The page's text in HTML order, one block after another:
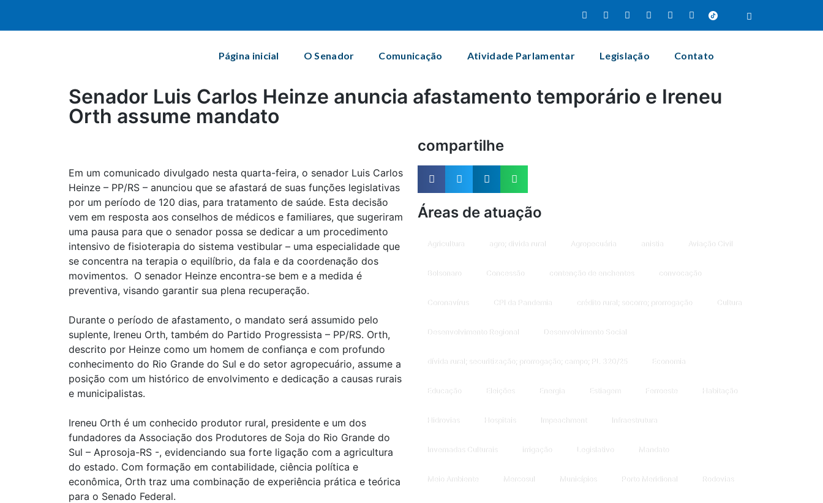
Página inicial O Senador Comunicação Atividade Parlamentar Legislação Contato
Senador Luis Carlos Heinze anuncia afastamento temporário e Ireneu
Orth assume mandato
Em um comunicado divulgado nesta quarta-feira, o senador Luis Carlos
Heinze – PP/RS – anunciou que se afastará de suas funções legislativas
por um período de 120 dias, para tratamento de saúde. Esta decisão
vem em resposta aos conselhos de médicos e familiares, que sugeriram
uma pausa para que o senador possa se dedicar a um procedimento
intensivo de fisioterapia do sistema vestibular – uma especialidade que
se concentra na terapia o equilíbrio, da fala e da coordenação dos
movimentos. O senador Heinze encontra-se bem e a medida é
preventiva, visando garantir sua plena recuperação.
Durante o período de afastamento, o mandato será assumido pelo
suplente, Ireneu Orth, também do Partido Progressista – PP/RS. Orth,
descrito por Heinze como um homem de confiança e com profundo
conhecimento do Rio Grande do Sul e do setor agropecuário, assume a
posição com um histórico de envolvimento e dedicação a causas rurais
e municipalistas.
Ireneu Orth é um conhecido produtor rural, presidente e um dos
fundadores da Associação dos Produtores de Soja do Rio Grande do
Sul – Aprosoja-RS -, evidenciando sua forte ligação com a agricultura
do estado. Com formação em contabilidade, ciência política e
econômica, Orth traz uma combinação de experiência prática e teórica
para o Senado Federal.
compartilhe
Áreas de atuação
Agricultura agro; divida rural Agropecuária anistia Aviação Civil
Bolsonaro Concessão contenção de enchentes convocação
Coronavírus CPI da Pandemia crédito rural; socorro; prorrogação Cultura
Desenvolvimento Regional Desenvolvimento Social
dívida rural; securitização; prorrogação; campo; PL 320/25 Economia
Educação Eleições Energia Estiagem Ferroeste Habitação
Hidrovias Hospitais Impeachment Infraestrutura
Invernadas Culturais irrigação Legislativo Mandato
Meio Ambiente Mercosul Municípios Porto Meridional Rodovias